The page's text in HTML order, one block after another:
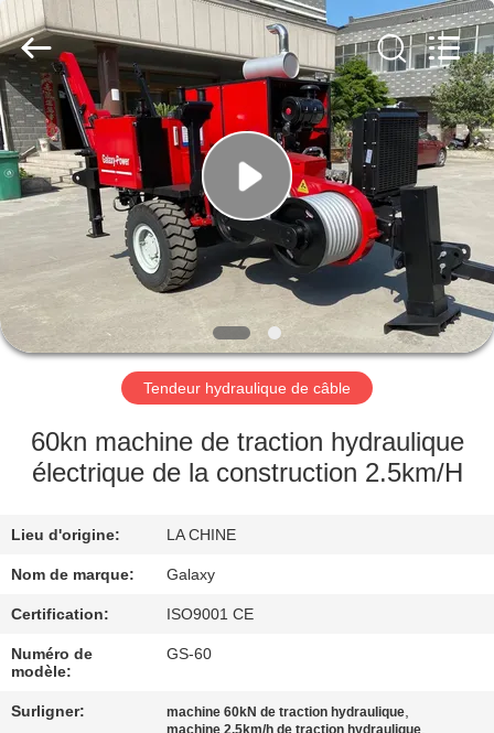
ACCUEIL
PRODUITS
PROPOS
DE
NOUS
VISITE
DE
CONTRÔLE
QUALITÉ
CONTACTEZ-
NOUS
Galaxy
power
industry
limited.
Rights
Reserved.
Tendeur hydraulique de câble
60kn machine de traction hydraulique
électrique de la construction 2.5km/H
Lieu d'origine: LA CHINE
Nom de marque: Galaxy
Certification: ISO9001 CE
Numéro de
modèle:
GS-60
Surligner: machine 60kN de traction hydraulique,
,